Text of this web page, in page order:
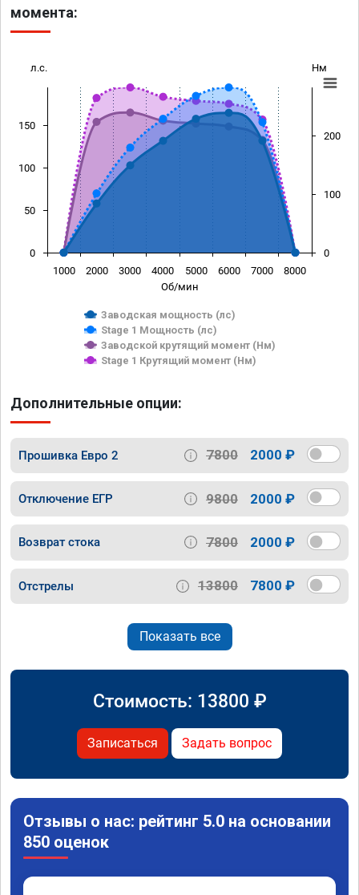
момента:
Об/мин
л.с. Нм
Заводская мощность (лс)
Stage 1 Мощность (лс)
Заводской крутящий момент (Нм)
Stage 1 Крутящий момент (Нм)
1000 2000 3000 4000 5000 6000 7000 8000
0
50
100
150
0
100
200
Дополнительные опции:
Прошивка Евро 2 7800 2000 ₽
Отключение ЕГР 9800 2000 ₽
Возврат стока 7800 2000 ₽
Отстрелы 13800 7800 ₽
Показать все
Стоимость: 13800 ₽
Записаться Задать вопрос
Отзывы о нас: рейтинг 5.0 на основании
850 оценок